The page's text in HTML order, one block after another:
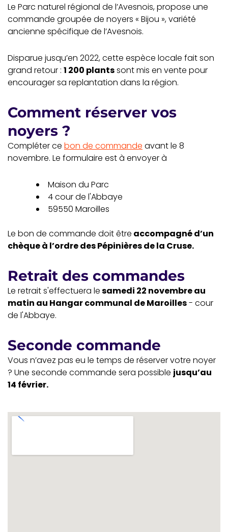
Le Parc naturel régional de l’Avesnois, propose une
commande groupée de noyers « Bijou », variété
ancienne spécifique de l’Avesnois.
Disparue jusqu’en 2022, cette espèce locale fait son
grand retour : 1 200 plantssont mis en vente pour
encourager sa replantation dans la région.
Comment réserver vos
noyers ?
Compléter ce bon de commande avant le 8
novembre. Le formulaire est à envoyer à
Maison du Parc
4 cour de l'Abbaye
59550 Maroilles
Le bon de commande doit être accompagné d’un
chèque à l’ordre des Pépinières de la Cruse.
Retrait des commandes
Le retrait s'effectuera lesamedi 22 novembre au
matin au Hangar communal de Maroilles- cour
de l'Abbaye.
Seconde commande
Vous n’avez pas eu le temps de réserver votre noyer
? Une seconde commande sera possible jusqu’au
14 février.